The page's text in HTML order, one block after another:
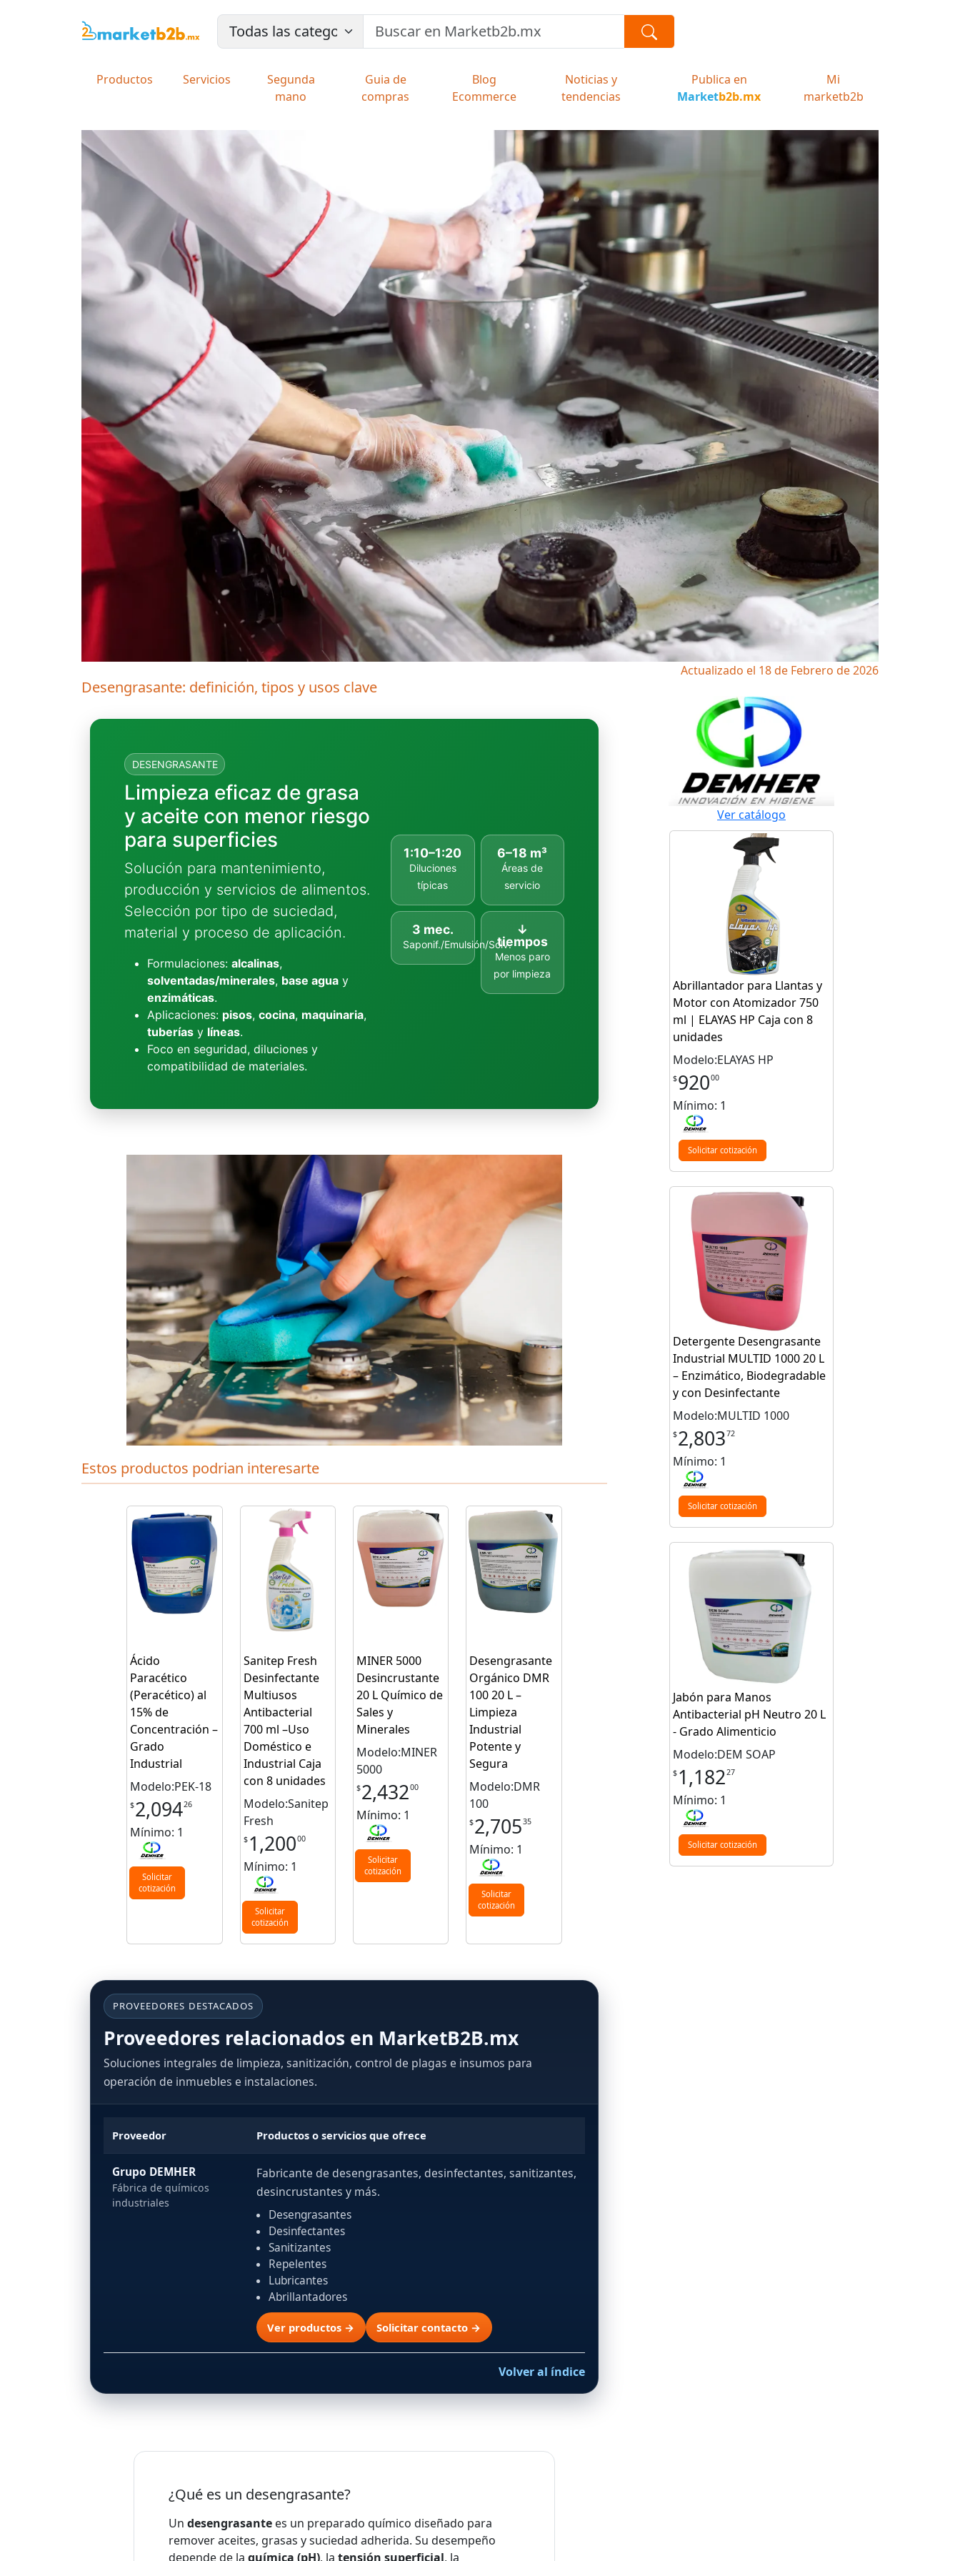
Productos Servicios
Segunda
mano
Guia de
compras
Blog
Ecommerce
Noticias y
tendencias
Publica en
Marketb2b.mx
Mi
marketb2b
Actualizado el 18 de Febrero de 2026
Desengrasante: definición, tipos y usos clave
DESENGRASANTE
Limpieza eficaz de grasa
y aceite con menor riesgo
para superficies
Solución para mantenimiento,
producción y servicios de alimentos.
Selección por tipo de suciedad,
material y proceso de aplicación.
Formulaciones: alcalinas,
solventadas/minerales, base agua y
enzimáticas.
Aplicaciones: pisos, cocina, maquinaria,
tuberías y líneas.
Foco en seguridad, diluciones y
compatibilidad de materiales.
1:10–1:20
Diluciones
típicas
6–18 m³
Áreas de
servicio
3 mec.
Saponif./Emulsión/Solv.
↓
tiempos
Menos paro
por limpieza
Estos productos podrian interesarte
Ácido
Paracético
(Peracético) al
15% de
Concentración –
Grado
Industrial
Modelo:PEK-18
$2,09426
Mínimo: 1
Solicitar
cotización
Sanitep Fresh
Desinfectante
Multiusos
Antibacterial
700 ml –Uso
Doméstico e
Industrial Caja
con 8 unidades
Modelo:Sanitep
Fresh
$ 1,20000
Mínimo: 1
Solicitar
cotización
MINER 5000
Desincrustante
20 L Químico de
Sales y
Minerales
Modelo:MINER
5000
$2,43200
Mínimo: 1
Solicitar
cotización
Desengrasante
Orgánico DMR
100 20 L –
Limpieza
Industrial
Potente y
Segura
Modelo:DMR
100
$2,70535
Mínimo: 1
Solicitar
cotización
PROVEEDORES DESTACADOS
Proveedores relacionados en MarketB2B.mx
Soluciones integrales de limpieza, sanitización, control de plagas e insumos para
operación de inmuebles e instalaciones.
Proveedor Productos o servicios que ofrece
Grupo DEMHER
Fábrica de químicos
industriales
Fabricante de desengrasantes, desinfectantes, sanitizantes,
desincrustantes y más.
Desengrasantes
Desinfectantes
Sanitizantes
Repelentes
Lubricantes
Abrillantadores
Ver productos → Solicitar contacto →
Volver al índice
¿Qué es un desengrasante?
Undesengrasante es un preparado químico diseñado para
remover aceites, grasas y suciedad adherida. Su desempeño
depende de laquímica (pH), latensión superficial, la
Ver catálogo
Abrillantador para Llantas y
Motor con Atomizador 750
ml | ELAYAS HP Caja con 8
unidades
Modelo:ELAYAS HP
$92000
Mínimo: 1
Solicitar cotización
Detergente Desengrasante
Industrial MULTID 1000 20 L
– Enzimático, Biodegradable
y con Desinfectante
Modelo:MULTID 1000
$2,80372
Mínimo: 1
Solicitar cotización
Jabón para Manos
Antibacterial pH Neutro 20 L
- Grado Alimenticio
Modelo:DEM SOAP
$ 1,18227
Mínimo: 1
Solicitar cotización